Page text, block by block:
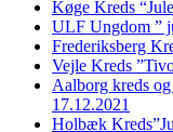
Køge Kreds
ULF Ungdom ”
Frederiksberg
Vejle Kreds
Aalborg kreds
17.12.2021
Holbæk